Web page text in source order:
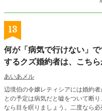
13
何が「病気で行けない」
するクズ婚約者は、こち
あいあメル
辺境伯の令嬢レティシアには婚約
との予定は病気だと嘘をついて断
なら目を瞑りましょう。二度なら